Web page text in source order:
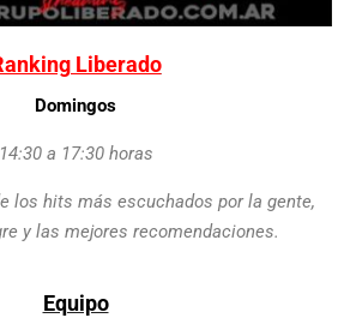
Liberado
Domingos
14:30 a 17:30 horas
los hits más escuchados por la gente,
y las mejores recomendaciones.
Equipo